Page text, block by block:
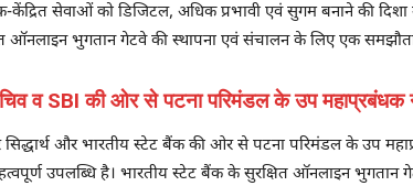
केंद्रित सेवाओं को डिजिटल, अधिक प्रभावी एवं सुगम बनाने की
भुगतान गेटवे की स्थापना एवं संचालन के लिए एक समझौता
व SBI की ओर से पटना परिमंडल के उप महाप्रबंधक ने
और भारतीय स्टेट बैंक की ओर से पटना परिमंडल के उप
उपलब्धि है। भारतीय स्टेट बैंक के सुरक्षित ऑनलाइन भुगतान